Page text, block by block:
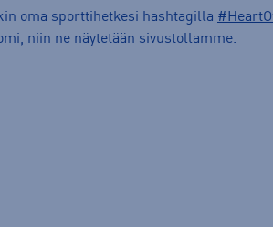
oma sporttihetkesi hashtagilla
niin ne näytetään sivustollamme.